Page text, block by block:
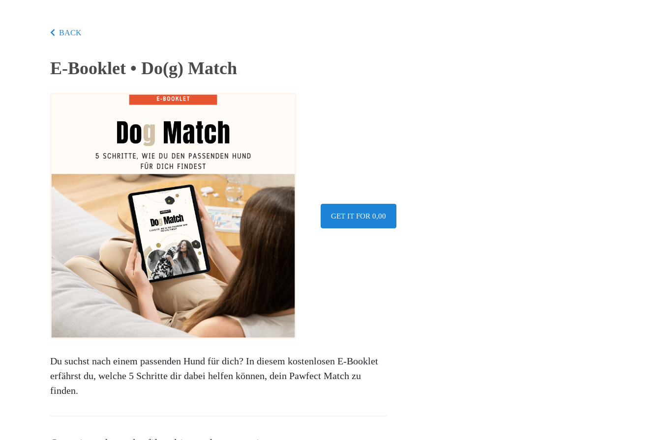
BACK
E-Booklet • Do(g) Match
GET IT FOR 0,00
Du suchst nach einem passenden Hund für dich? In diesem kostenlosen E-Booklet
erfährst du, welche 5 Schritte dir dabei helfen können, dein Pawfect Match zu
finden.